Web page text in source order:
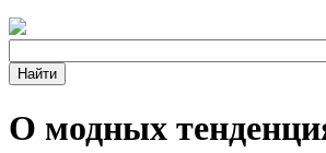
О модных